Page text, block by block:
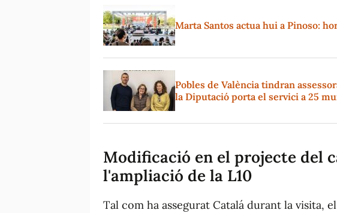
Marta Santos actua hui a Pinoso:
Pobles de València tindran
la Diputació porta el servici a 25
Modificació en el projecte del
l'ampliació de la L10
Tal com ha assegurat Catalá durant la visita,